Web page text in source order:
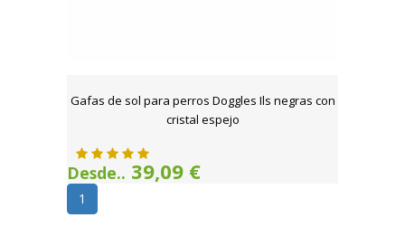
Gafas de sol para perros Doggles Ils negras con
cristal espejo
Desde.. 39,09 €
1